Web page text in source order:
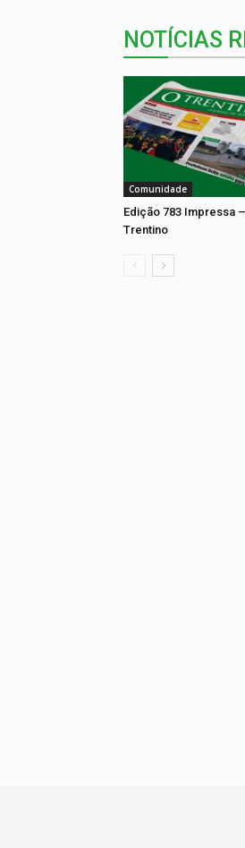
NOTÍCIAS
Comunidade
Edição 783 Impressa
Trentino